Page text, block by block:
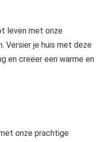
leven met onze
Versier je huis met deze
en creëer een warme en
onze prachtige